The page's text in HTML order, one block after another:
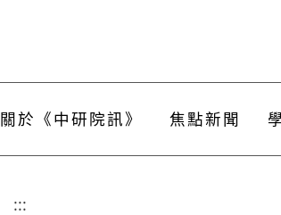
關於《中研院訊》 焦點新聞
:::